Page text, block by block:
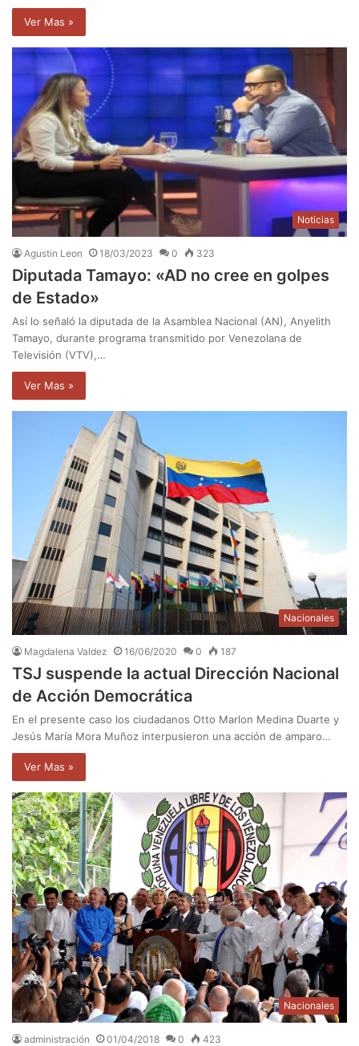
Ver Mas »
Noticias
Agustin Leon 18/03/2023 0 323
Diputada Tamayo: «AD no cree en golpes
de Estado»
Así lo señaló la diputada de la Asamblea Nacional (AN), Anyelith
Tamayo, durante programa transmitido por Venezolana de
Televisión (VTV),…
Ver Mas »
Nacionales
Magdalena Valdez 16/06/2020 0 187
TSJ suspende la actual Dirección Nacional
de Acción Democrática
En el presente caso los ciudadanos Otto Marlon Medina Duarte y
Jesús María Mora Muñoz interpusieron una acción de amparo…
Ver Mas »
Nacionales
administración 01/04/2018 0 423